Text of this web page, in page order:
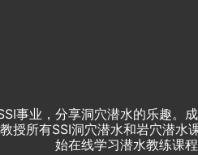
事业，分享洞穴潜水的乐趣。
授所有SSI洞穴潜水和岩穴潜水
始在线学习潜水教练课程